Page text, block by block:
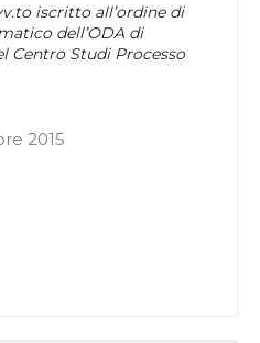
iscritto all’ordine di
dell’ODA di
Centro Studi Processo
2015